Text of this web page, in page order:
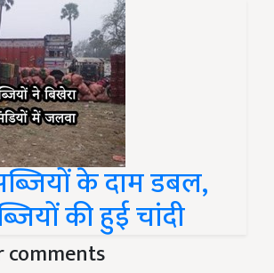
के दाम डबल,
की हुई चांदी
comments